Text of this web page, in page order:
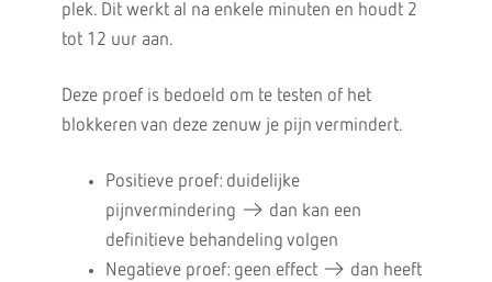
plek. Dit werkt al na enkele minuten en houdt 2
tot 12 uur aan.
Deze proef is bedoeld om te testen of het
blokkeren van deze zenuw je pijn vermindert.
Positieve proef: duidelijke
pijnvermindering → dan kan een
definitieve behandeling volgen
Negatieve proef: geen effect → dan heeft